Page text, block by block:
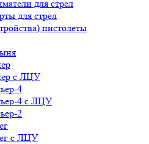
для стрел
для стрел
пистолеты
с ЛЦУ
4
4 с ЛЦУ
2
с ЛЦУ